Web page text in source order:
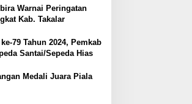
Warnai Peringatan
Kab. Takalar
79 Tahun 2024, Pemkab
Santai/Sepeda Hias
Medali Juara Piala